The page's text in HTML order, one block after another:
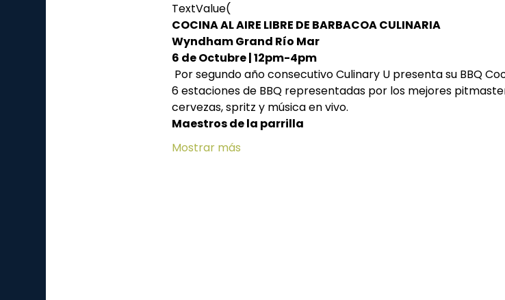
TextValue(
COCINA AL AIRE LIBRE DE BARBACOA CULINARIA
Wyndham Grand Río Mar
6 de Octubre | 12pm-4pm
6 estaciones de BBQ representadas por los mejores
cervezas, spritz y música en vivo.
Maestros de la parrilla
Mostrar más